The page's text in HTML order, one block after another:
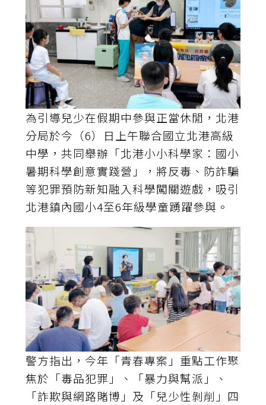
為引導兒少在假期中參與正當休閒，北港
分局於今（6）日上午聯合國立北港高級
中學，共同舉辦「北港小小科學家：國小
暑期科學創意實踐營」，將反毒、防詐騙
等犯罪預防新知融入科學闖關遊戲，吸引
北港鎮內國小4至6年級學童踴躍參與。
警方指出，今年「青春專案」重點工作聚
焦於「毒品犯罪」、「暴力與幫派」、
「詐欺與網路賭博」及「兒少性剝削」四